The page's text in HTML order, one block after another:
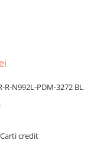
N992L-PDM-3272 BL
credit